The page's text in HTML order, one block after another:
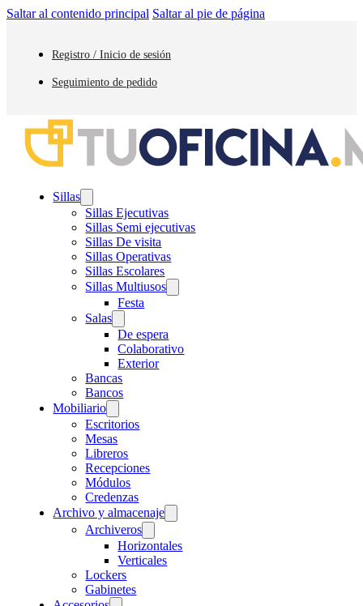
Saltar al contenido principal Saltar al pie de página
Registro / Inicio de sesión
Seguimiento de pedido
Sillas
Sillas Ejecutivas
Sillas Semi ejecutivas
Sillas De visita
Sillas Operativas
Sillas Escolares
Sillas Multiusos
Festa
Salas
De espera
Colaborativo
Exterior
Bancas
Bancos
Mobiliario
Escritorios
Mesas
Libreros
Recepciones
Módulos
Credenzas
Archivo y almacenaje
Archiveros
Horizontales
Verticales
Lockers
Gabinetes